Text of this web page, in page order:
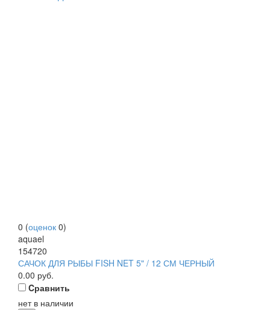
0 (оценок 0)
aquael
154720
САЧОК ДЛЯ РЫБЫ FISH NET 5" / 12 СМ ЧЕРНЫЙ
0.00 руб.
Cравнить
нет в наличии